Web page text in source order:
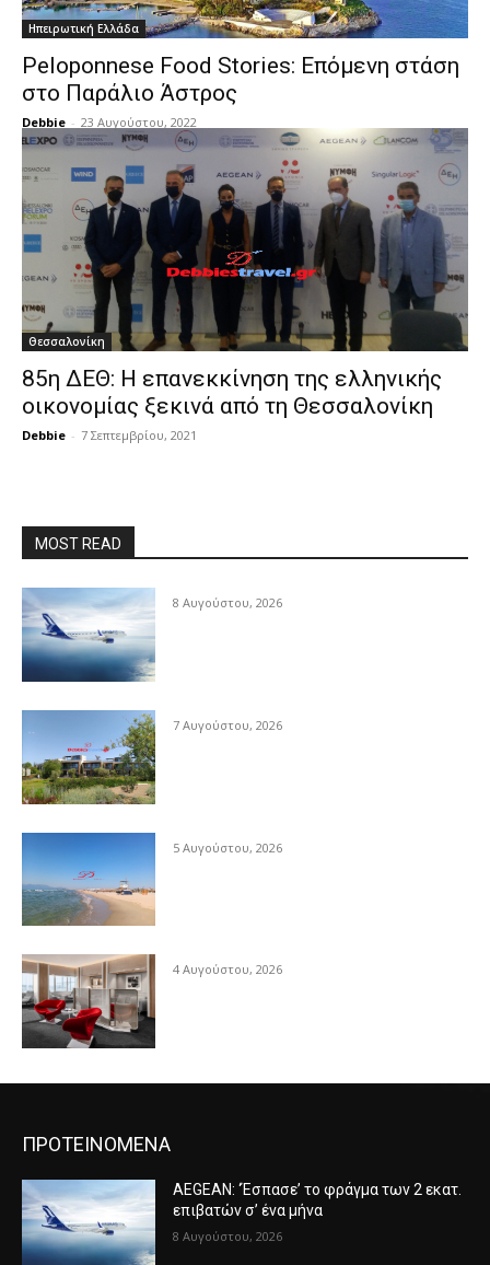
Ηπειρωτική Ελλάδα
Peloponnese Food Stories: Επόμενη στάση
στο Παράλιο Άστρος
Debbie - 23 Αυγούστου, 2022
Θεσσαλονίκη
85η ΔΕΘ: Η επανεκκίνηση της ελληνικής
οικονομίας ξεκινά από τη Θεσσαλονίκη
Debbie - 7 Σεπτεμβρίου, 2021
MOST READ
8 Αυγούστου, 2026
7 Αυγούστου, 2026
5 Αυγούστου, 2026
4 Αυγούστου, 2026
ΠΡΟΤΕΙΝΟΜΕΝΑ
AEGEAN: ‘Έσπασε’ το φράγμα των 2 εκατ.
επιβατών σ’ ένα μήνα
8 Αυγούστου, 2026